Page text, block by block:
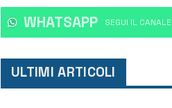
WHATSAPP ‎SEGUI IL CANALE
ULTIMI ARTICOLI